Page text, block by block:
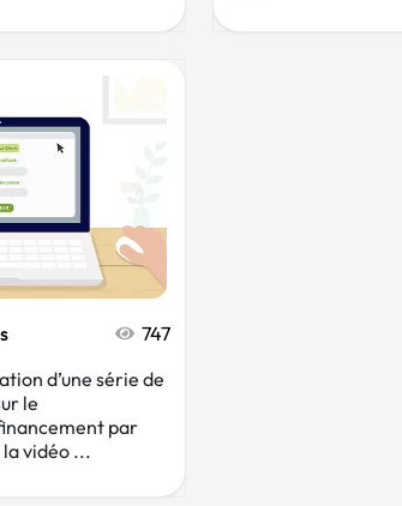
747
d’une série de
le
par
vidéo ...